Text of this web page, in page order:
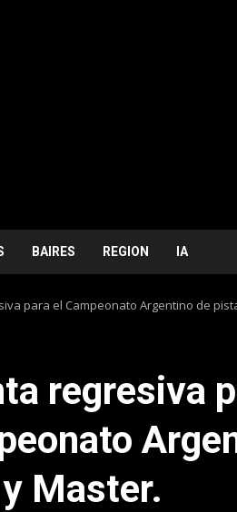
BAIRES REGION IA
para el Campeonato Argentino de
regresiva
Master.